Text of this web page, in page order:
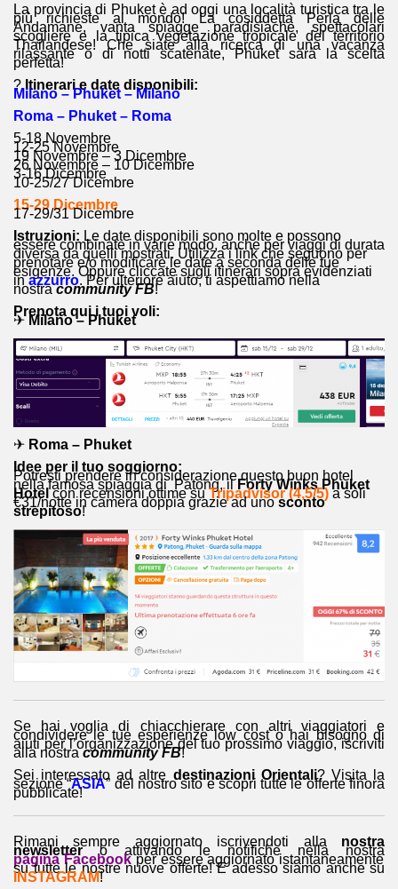
La provincia di Phuket è ad oggi una località turistica tra le
più richieste al mondo! La cosiddetta Perla delle
Andamane, vanta spiagge paradisiache, spettacolari
scogliere e la tipica vegetazione tropicale del territorio
Thailandese! Che siate alla ricerca di una vacanza
rilassante o di notti scatenate, Phuket sarà la scelta
perfetta!
?Itinerari e date disponibili:
Milano – Phuket – Milano
Roma – Phuket – Roma
5-18 Novembre
12-25 Novembre
19 Novembre – 3 Dicembre
26 Novembre – 10 Dicembre
3-16 Dicembre
10-25/27 Dicembre
15-29 Dicembre
17-29/31 Dicembre
Istruzioni: Le date disponibili sono molte e possono
essere combinate in varie modo, anche per viaggi di durata
diversa da quelli mostrati. Utilizza i link che seguono per
prenotare e/o modificare le date a seconda delle tue
esigenze. Oppure cliccate sugli itinerari sopra evidenziati
inazzurro. Per ulteriore aiuto, ti aspettiamo nella
nostracommunity FB!
Prenota qui i tuoi voli:
✈ Milano – Phuket
✈ Roma – Phuket
Idee per il tuo soggiorno:
Potresti prendere in considerazione questo buon hotel
nella famosa spiaggia di Patong, il Forty Winks Phuket
Hotel con recensioni ottime suTripadvisor (4,5/5) a soli
€31/notte in camera doppia grazie ad unosconto
strepitoso!
Se hai voglia di chiacchierare con altri viaggiatori e
condividere le tue esperienze low cost o hai bisogno di
aiuti per l’organizzazione del tuo prossimo viaggio, iscriviti
alla nostracommunity FB!
Sei interessato ad altre destinazioni Orientali? Visita la
sezione “ASIA” del nostro sito e scopri tutte le offerte finora
pubblicate!
Rimani sempre aggiornato iscrivendoti alla nostra
newslettero attivando le notifiche nella nostra
pagina Facebookper essere aggiornato istantaneamente
su tutte le nostre nuove offerte! E adesso siamo anche su
INSTAGRAM!